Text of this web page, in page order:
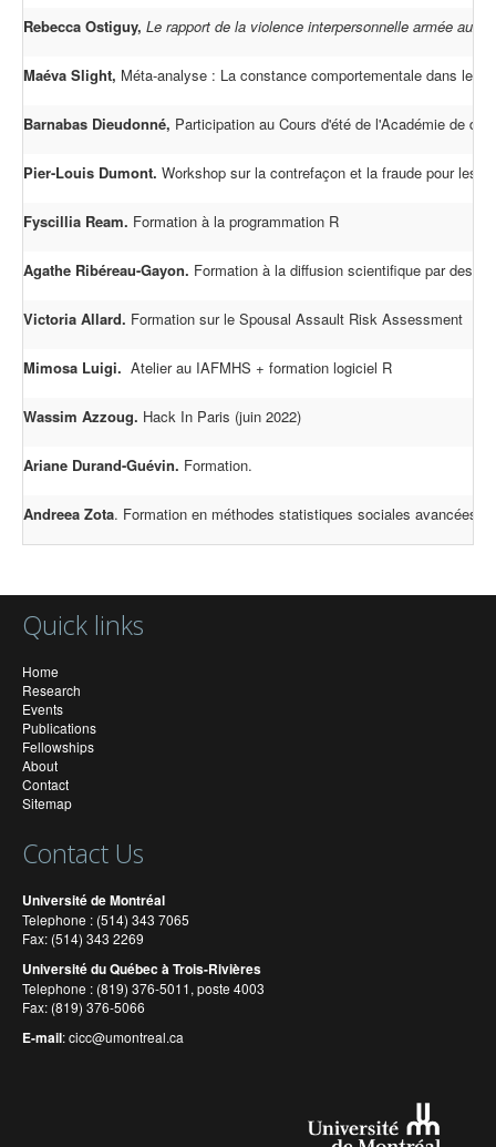
Rebecca Ostiguy, Le rapport de la violence interpersonnelle armée aux
Maéva Slight, Méta-analyse : La constance comportementale dans les
Barnabas Dieudonné, Participation au Cours d'été de l'Académie de
Pier-Louis Dumont. Workshop sur la contrefaçon et la fraude pour les
Fyscillia Ream. Formation à la programmation R
Agathe Ribéreau-Gayon. Formation à la diffusion scientifique par des
Victoria Allard. Formation sur le Spousal Assault Risk Assessment
Mimosa Luigi. Atelier au IAFMHS + formation logiciel R
Wassim Azzoug. Hack In Paris (juin 2022)
Ariane Durand-Guévin. Formation.
Andreea Zota. Formation en méthodes statistiques sociales avancées.
Quick links
Home
Research
Events
Publications
Fellowships
About
Contact
Sitemap
Contact Us
Université de Montréal
Telephone : (514) 343 7065
Fax: (514) 343 2269
Université du Québec à Trois-Rivières
Telephone : (819) 376-5011, poste 4003
Fax: (819) 376-5066
E-mail:cicc@umontreal.ca